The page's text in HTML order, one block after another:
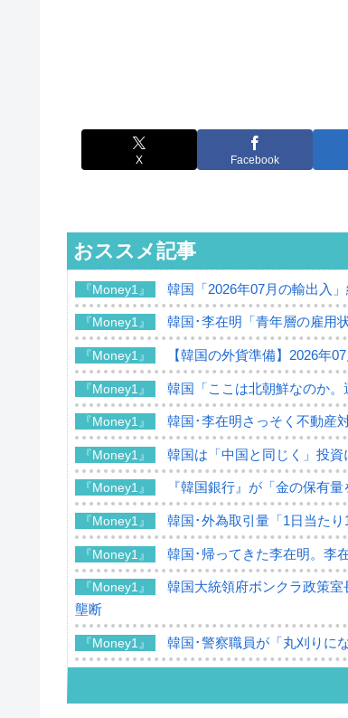
X Facebook
おススメ記事
『Money1』 韓国「2026年07月の輸出入
『Money1』 韓国･李在明「青年層の雇用
『Money1』 【韓国の外貨準備】2026年
『Money1』 韓国「ここは北朝鮮なのか。
『Money1』 韓国･李在明さっそく不動産
『Money1』 韓国は「中国と同じく」投資
『Money1』 『韓国銀行』が「金の保有
『Money1』 韓国･外為取引量「1日当た
『Money1』 韓国･帰ってきた李在明。李
『Money1』
韓国大統領府ボンクラ政策
壟断
『Money1』 韓国･警察職員が「丸刈りに
韓国製造業「半導体絶好調